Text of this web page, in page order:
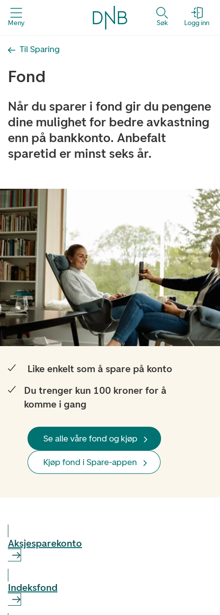
Meny Søk Logg inn
Til Sparing
Fond
Når du sparer i fond gir du pengene
dine mulighet for bedre avkastning
enn på bankkonto. Anbefalt
sparetid er minst seks år.
Like enkelt som å spare på konto
Du trenger kun 100 kroner for å
komme i gang
Se alle våre fond og kjøp
Kjøp fond i Spare-appen
Aksjespare­konto
Indeksfond